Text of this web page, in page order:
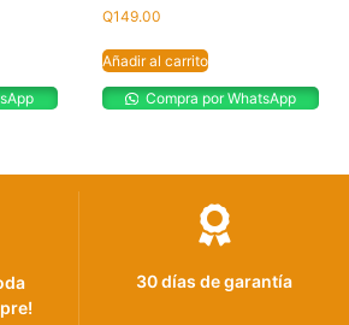
Q149.00
Añadir al carrito
Compra por WhatsApp
30 días de garantía